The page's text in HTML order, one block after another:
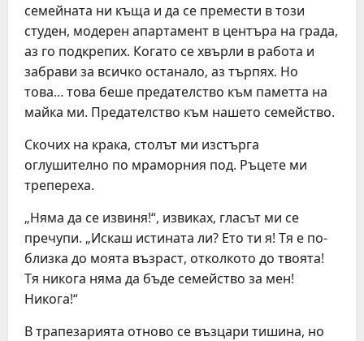
семейната ни къща и да се премести в този
студен, модерен апартамент в центъра на града,
аз го подкрепих. Когато се хвърли в работа и
забрави за всичко останало, аз търпях. Но
това… това беше предателство към паметта на
майка ми. Предателство към нашето семейство.
Скочих на крака, столът ми изстърга
оглушително по мраморния под. Ръцете ми
трепереха.
„Няма да се извиня!“, извиках, гласът ми се
пречупи. „Искаш истината ли? Ето ти я! Тя е по-
близка до моята възраст, отколкото до твоята!
Тя никога няма да бъде семейство за мен!
Никога!“
В трапезарията отново се възцари тишина, но